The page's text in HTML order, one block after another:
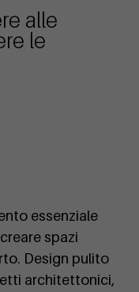
alle
le
essenziale
spazi
Design pulito
architettonici,